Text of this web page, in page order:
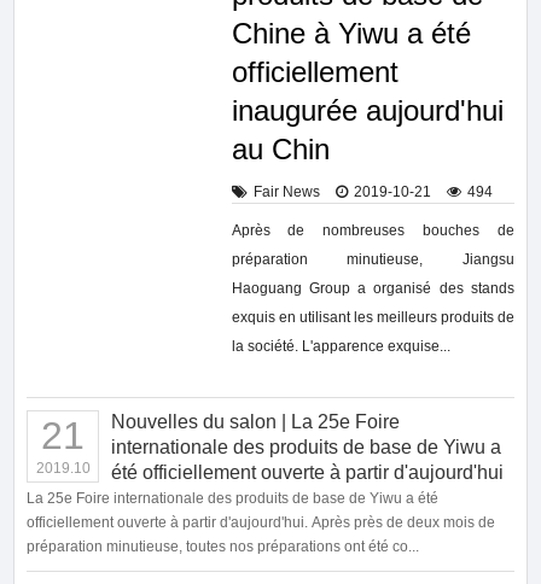
Chine à Yiwu a été
officiellement
inaugurée aujourd'hui
au Chin
Fair News 2019-10-21 494
Après de nombreuses bouches de
préparation minutieuse, Jiangsu
Haoguang Group a organisé des stands
exquis en utilisant les meilleurs produits de
la société. L'apparence exquise...
21
2019.10
Nouvelles du salon | La 25e Foire
internationale des produits de base de Yiwu a
été officiellement ouverte à partir d'aujourd'hui
La 25e Foire internationale des produits de base de Yiwu a été
officiellement ouverte à partir d'aujourd'hui. Après près de deux mois de
préparation minutieuse, toutes nos préparations ont été co...